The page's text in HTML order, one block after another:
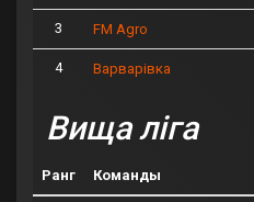
3 FM Agro
4 Варварівка
Вища ліга
Ранг Команды